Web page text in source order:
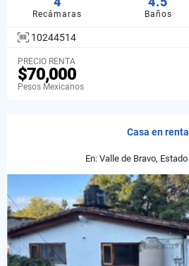
Recámaras Baños
10244514
PRECIO RENTA
$70,000
Pesos Mexicanos
Casa en renta
En: Valle de Bravo,